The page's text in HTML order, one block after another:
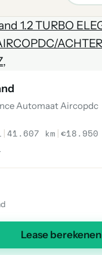
Automaat Aircopdc
|41.607 km |€18.950
Lease berekenen